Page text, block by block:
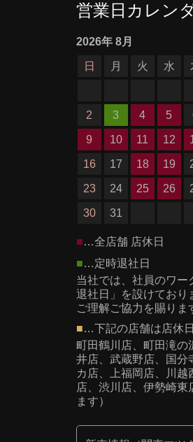
営業日カレン
2026年 8月
日
月 火 水
2
3 4 5
9
10 11 12
16
17 18 19
23
24 25 26
30
31
■…全店舗 店休日
■…定時退社日
当社では、社員のワ
退社日」を設けており
ご理解ご協力を賜りま
■…下記の店舗は店休
町田鶴川店、町田滝の
井店、武蔵野店、国分
カ店、上福岡店、川
店、 渋川店、 伊勢崎東
ます）